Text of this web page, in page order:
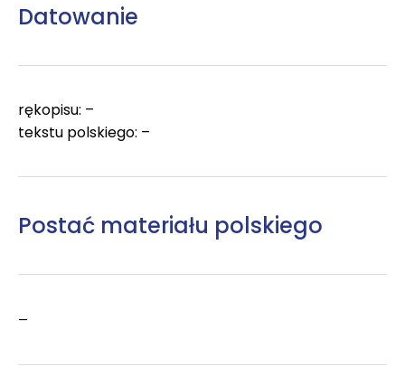
Datowanie
rękopisu: –
tekstu polskiego: –
Postać materiału polskiego
–